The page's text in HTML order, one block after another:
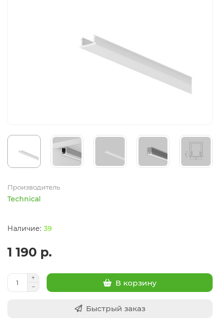
Производитель
Technical
39
1 190 р.
В корзину
Быстрый заказ